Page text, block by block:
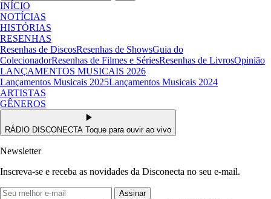
INÍCIO
NOTÍCIAS
HISTÓRIAS
RESENHAS
Resenhas de DiscosResenhas de ShowsGuia do
ColecionadorResenhas de Filmes e SériesResenhas de LivrosOpinião
LANÇAMENTOS MUSICAIS 2026
Lançamentos Musicais 2025Lançamentos Musicais 2024
ARTISTAS
GÊNEROS
RÁDIO DISCONECTA Toque para ouvir ao vivo
Newsletter
Inscreva-se e receba as novidades da Disconecta no seu e-mail.
Assinar